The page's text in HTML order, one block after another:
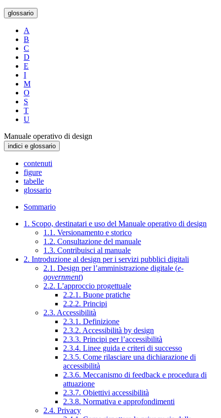
glossario
A
B
C
D
E
I
M
O
S
T
U
Manuale operativo di design
indici e glossario
contenuti
figure
tabelle
glossario
Sommario
1. Scopo, destinatari e uso del Manuale operativo di design
1.1. Versionamento e storico
1.2. Consultazione del manuale
1.3. Contribuisci al manuale
2. Introduzione al design per i servizi pubblici digitali
2.1. Design per l’amministrazione digitale (e-
government)
2.2. L’approccio progettuale
2.2.1. Buone pratiche
2.2.2. Principi
2.3. Accessibilità
2.3.1. Definizione
2.3.2. Accessibilità by design
2.3.3. Principi per l’accessibilità
2.3.4. Linee guida e criteri di successo
2.3.5. Come rilasciare una dichiarazione di
accessibilità
2.3.6. Meccanismo di feedback e procedura di
attuazione
2.3.7. Obiettivi accessibilità
2.3.8. Normativa e approfondimenti
2.4. Privacy